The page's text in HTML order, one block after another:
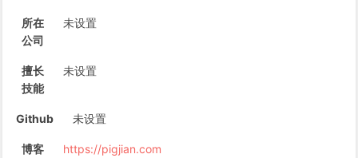
所在
公司
未设置
擅长
技能
未设置
Github 未设置
博客
https://pigjian.com